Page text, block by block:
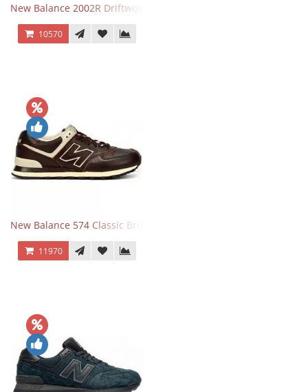
New Balance 2002R Driftwood Sea Salt бежевые
10570
New Balance 574 Classic Brown White
11970